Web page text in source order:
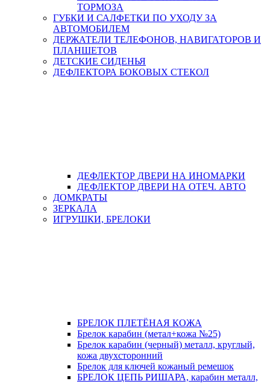
ТОРМОЗА
ГУБКИ И САЛФЕТКИ ПО УХОДУ ЗА
АВТОМОБИЛЕМ
ДЕРЖАТЕЛИ ТЕЛЕФОНОВ, НАВИГАТОРОВ И
ПЛАНШЕТОВ
ДЕТСКИЕ СИДЕНЬЯ
ДЕФЛЕКТОРА БОКОВЫХ СТЕКОЛ
ДЕФЛЕКТОР ДВЕРИ НА ИНОМАРКИ
ДЕФЛЕКТОР ДВЕРИ НА ОТЕЧ. АВТО
ДОМКРАТЫ
ЗЕРКАЛА
ИГРУШКИ, БРЕЛОКИ
БРЕЛОК ПЛЕТЁНАЯ КОЖА
Брелок карабин (метал+кожа №25)
Брелок карабин (черный) металл, круглый,
кожа двухсторонний
Брелок для ключей кожаный ремешок
БРЕЛОК ЦЕПЬ РИШАРА, карабин металл,